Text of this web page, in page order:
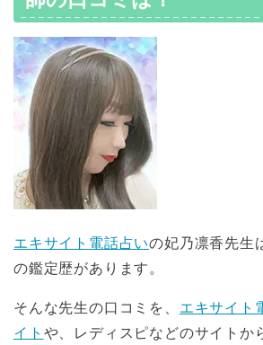
エキサイト電話占いの妃乃凛香先生
の鑑定歴があります。
そんな先生の口コミを、 エキサイト
イト や、レディスピなどのサイトか